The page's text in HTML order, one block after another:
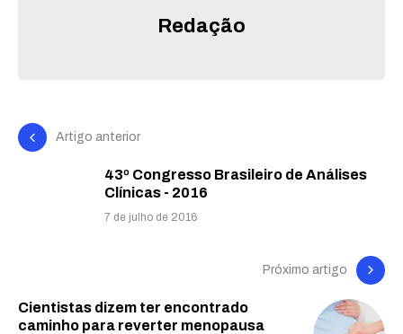
Redação
Artigo anterior
43º Congresso Brasileiro de Análises
Clínicas - 2016
7 de julho de 2016
Próximo artigo
Cientistas dizem ter encontrado
caminho para reverter menopausa